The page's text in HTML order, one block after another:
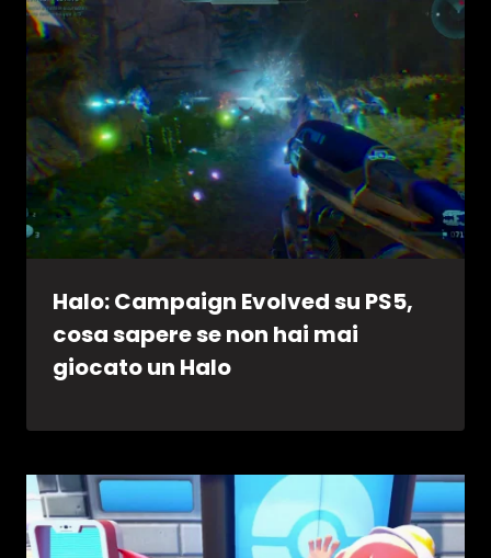
Halo: Campaign Evolved su PS5,
cosa sapere se non hai mai
giocato un Halo